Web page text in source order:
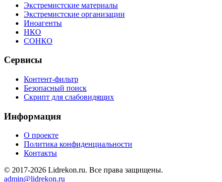
Экстремистские материалы
Экстремистские организации
Иноагенты
НКО
СОНКО
Сервисы
Контент-фильтр
Безопасный поиск
Скрипт для слабовидящих
Информация
О проекте
Политика конфиденциальности
Контакты
© 2017-2026 Lidrekon.ru. Все права защищены.
admin@lidrekon.ru